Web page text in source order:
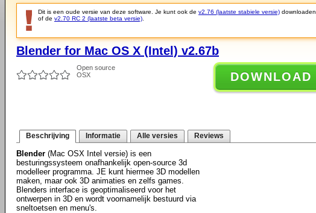
Dit is een oude versie van deze software. Je kunt ook de v2.76 (laatste stabiele versie) downloaden.
of de v2.70 RC 2 (laatste beta versie)
Blender for Mac OS X (Intel) v2.67b
Open source
OSX
DOWNLOAD
Beschrijving Informatie Alle versies Reviews
Blender (Mac OSX Intel versie) is een
besturingssysteem onafhankelijk open-source 3d
modelleer programma. JE kunt hiermee 3D modellen
maken, maar ook 3D animaties en zelfs games.
Blenders interface is geoptimaliseerd voor het
ontwerpen in 3D en wordt voornamelijk bestuurd via
sneltoetsen en menu's.